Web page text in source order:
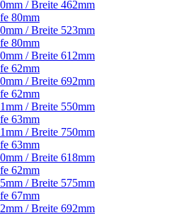
/ Breite 462mm
80mm
/ Breite 523mm
80mm
/ Breite 612mm
62mm
/ Breite 692mm
62mm
/ Breite 550mm
63mm
/ Breite 750mm
63mm
/ Breite 618mm
62mm
/ Breite 575mm
67mm
/ Breite 692mm